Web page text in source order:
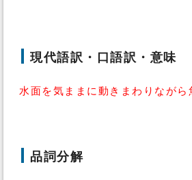
現代語訳・口語訳・意味
水面を気ままに動きまわりながら
品詞分解